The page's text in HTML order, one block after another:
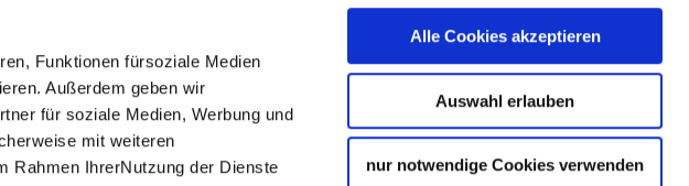
Funktionen fürsoziale Medien
Außerdem geben wir
für soziale Medien, Werbung und
mit weiteren
Rahmen IhrerNutzung der Dienste
Alle Cookies akzeptieren
Auswahl erlauben
nur notwendige Cookies verwenden